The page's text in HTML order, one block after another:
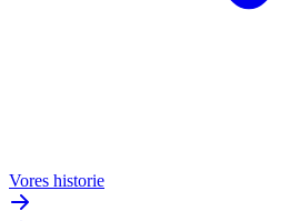
Vores historie